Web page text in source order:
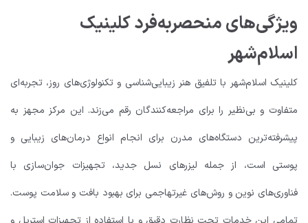
ویژگی‌های منحصربه‌فرد کلینیک
اسلام‌شهر
کلینیک اسلام‌شهر با تلفیق هنر زیبایی‌شناسی و تکنولوژی‌های روز، تجربه‌ای
متفاوت و بی‌نظیر را برای مراجعه‌کنندگان رقم می‌زند. این مرکز مجهز به
پیشرفته‌ترین دستگاه‌های مدرن برای انجام انواع درمان‌های زیبایی و
پوستی است، از جمله لیزرهای نسل جدید، تجهیزات جوان‌سازی با
فناوری‌های نوین و روش‌های غیرتهاجمی برای بهبود بافت و سلامت پوست.